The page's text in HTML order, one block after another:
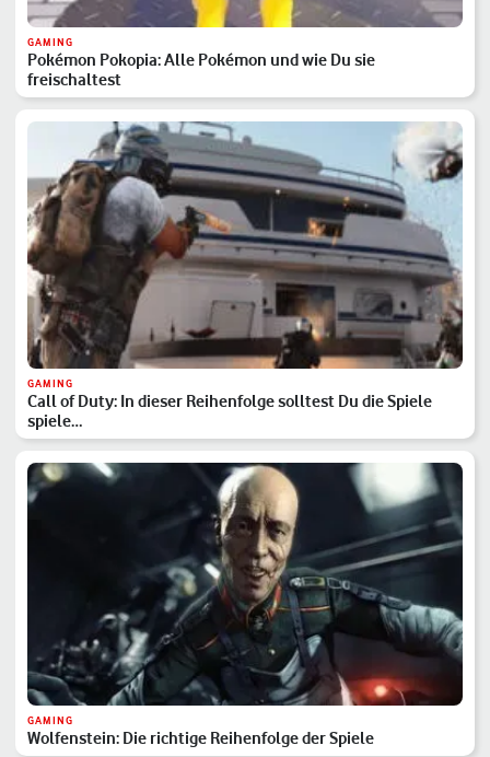
GAMING
Pokémon Pokopia: Alle Pokémon und wie Du sie
freischaltest
GAMING
Call of Duty: In dieser Reihenfolge solltest Du die Spiele
spiele…
GAMING
Wolfenstein: Die richtige Reihenfolge der Spiele